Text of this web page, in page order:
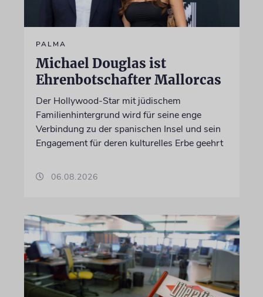
PALMA
Michael Douglas ist
Ehrenbotschafter Mallorcas
Der Hollywood-Star mit jüdischem
Familienhintergrund wird für seine enge
Verbindung zu der spanischen Insel und sein
Engagement für deren kulturelles Erbe geehrt
06.08.2026